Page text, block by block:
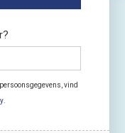
vind
.